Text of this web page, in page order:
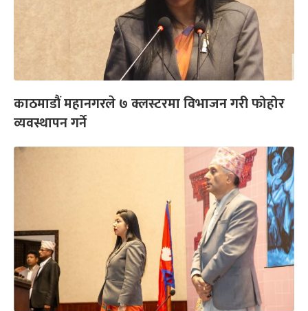
काठमाडौं महानगरले ७ क्लस्टरमा विभाजन गरी फोहोर
व्यवस्थापन गर्ने